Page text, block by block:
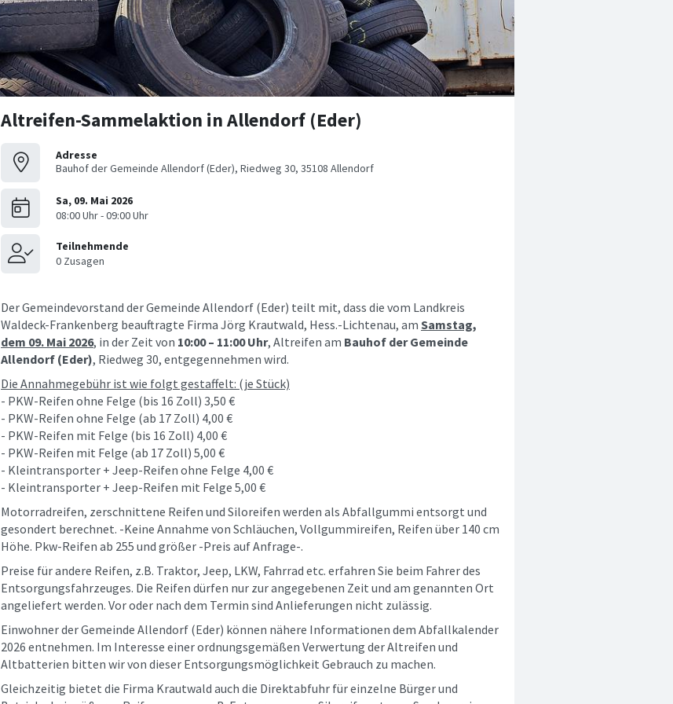
Altreifen-Sammelaktion in Allendorf (Eder)
Adresse
Bauhof der Gemeinde Allendorf (Eder), Riedweg 30, 35108 Allendorf
Der Gemeindevorstand der Gemeinde Allendorf (Eder) teilt mit, dass die vom Landkreis
Waldeck-Frankenberg beauftragte Firma Jörg Krautwald, Hess.-Lichtenau, am Samstag,
dem 09. Mai 2026, in der Zeit von 10:00 – 11:00 Uhr, Altreifen am Bauhof der Gemeinde
Allendorf (Eder), Riedweg 30, entgegennehmen wird.
Die Annahmegebühr ist wie folgt gestaffelt: (je Stück)
- PKW-Reifen ohne Felge (bis 16 Zoll) 3,50 €
- PKW-Reifen ohne Felge (ab 17 Zoll) 4,00 €
- PKW-Reifen mit Felge (bis 16 Zoll) 4,00 €
- PKW-Reifen mit Felge (ab 17 Zoll) 5,00 €
- Kleintransporter + Jeep-Reifen ohne Felge 4,00 €
- Kleintransporter + Jeep-Reifen mit Felge 5,00 €
Motorradreifen, zerschnittene Reifen und Siloreifen werden als Abfallgummi entsorgt und
gesondert berechnet. -Keine Annahme von Schläuchen, Vollgummireifen, Reifen über 140 cm
Höhe. Pkw-Reifen ab 255 und größer -Preis auf Anfrage-.
Preise für andere Reifen, z.B. Traktor, Jeep, LKW, Fahrrad etc. erfahren Sie beim Fahrer des
Entsorgungsfahrzeuges. Die Reifen dürfen nur zur angegebenen Zeit und am genannten Ort
angeliefert werden. Vor oder nach dem Termin sind Anlieferungen nicht zulässig.
Einwohner der Gemeinde Allendorf (Eder) können nähere Informationen dem Abfallkalender
2026 entnehmen. Im Interesse einer ordnungsgemäßen Verwertung der Altreifen und
Altbatterien bitten wir von dieser Entsorgungsmöglichkeit Gebrauch zu machen.
Gleichzeitig bietet die Firma Krautwald auch die Direktabfuhr für einzelne Bürger und